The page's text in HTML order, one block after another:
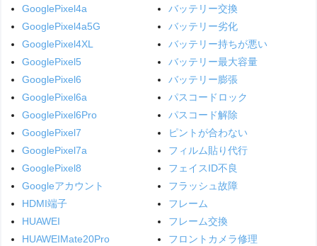
GooglePixel4a
GooglePixel4a5G
GooglePixel4XL
GooglePixel5
GooglePixel6
GooglePixel6a
GooglePixel6Pro
GooglePixel7
GooglePixel7a
GooglePixel8
Googleアカウント
HDMI端子
HUAWEI
HUAWEIMate20Pro
バッテリー交換
バッテリー劣化
バッテリー持ちが悪い
バッテリー最大容量
バッテリー膨張
パスコードロック
パスコード解除
ピントが合わない
フィルム貼り代行
フェイスID不良
フラッシュ故障
フレーム
フレーム交換
フロントカメラ修理